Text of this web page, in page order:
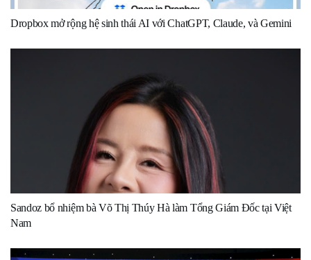
Dropbox mở rộng hệ sinh thái AI với ChatGPT, Claude, và Gemini
Sandoz bổ nhiệm bà Võ Thị Thúy Hà làm Tổng Giám Đốc tại Việt
Nam